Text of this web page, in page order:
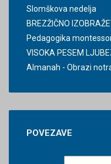
Slomškova nedelja
BREZŽIČNO
Pedagogika
VISOKA PESEM
Almanah - Obrazi
POVEZAVE